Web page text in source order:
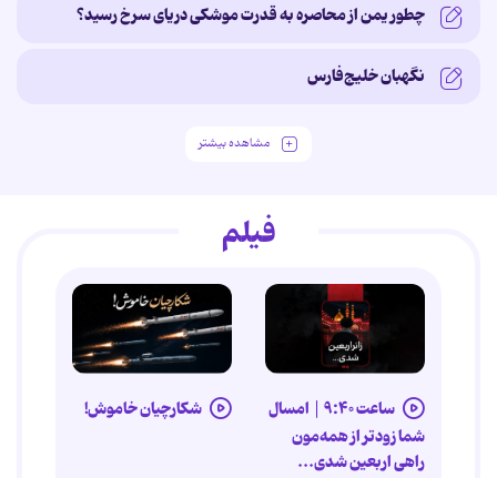
چطور یمن از محاصره به قدرت موشکی دریای سرخ رسید؟
نگهبان خلیج‌فارس
مشاهده بیشتر
فیلم
ساعت ۹:۴۰ |‌ امسال
شما زودتر از همه‌مون
راهی اربعین شدی...
شکارچیان خاموش!